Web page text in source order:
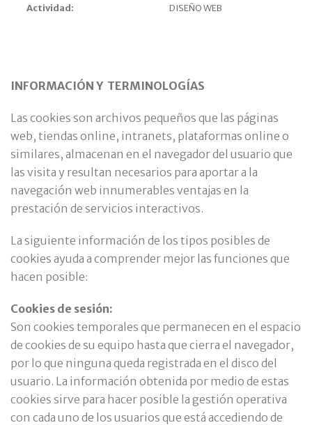
Actividad: DISEÑO WEB
INFORMACIÓN Y TERMINOLOGÍAS
Las cookies son archivos pequeños que las páginas
web, tiendas online, intranets, plataformas online o
similares, almacenan en el navegador del usuario que
las visita y resultan necesarios para aportar a la
navegación web innumerables ventajas en la
prestación de servicios interactivos.
La siguiente información de los tipos posibles de
cookies ayuda a comprender mejor las funciones que
hacen posible:
Cookies de sesión:
Son cookies temporales que permanecen en el espacio
de cookies de su equipo hasta que cierra el navegador,
por lo que ninguna queda registrada en el disco del
usuario. La información obtenida por medio de estas
cookies sirve para hacer posible la gestión operativa
con cada uno de los usuarios que está accediendo de